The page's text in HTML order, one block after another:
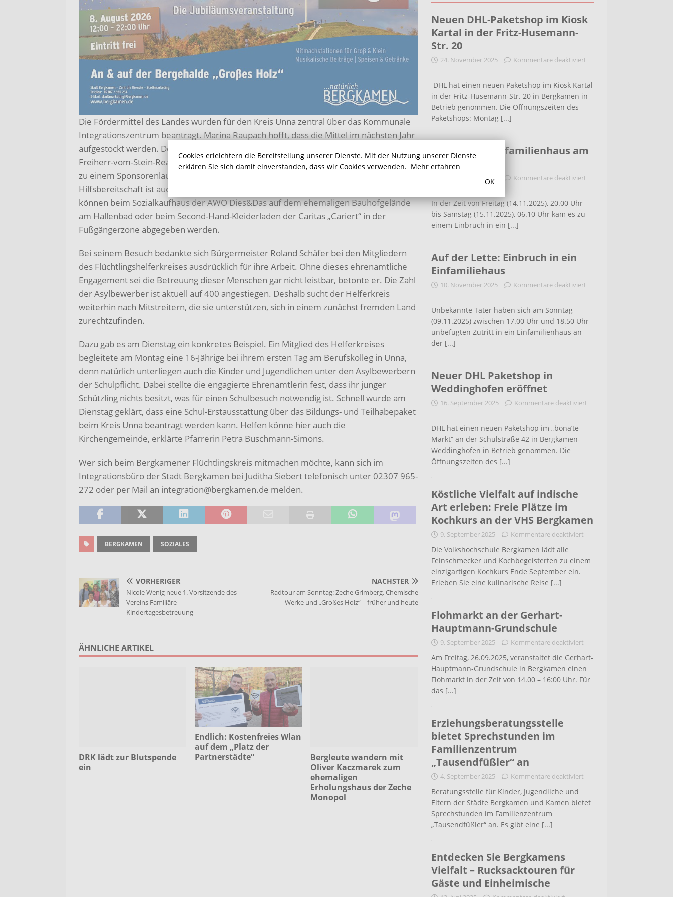
Die Fördermittel des Landes wurden für den Kreis Unna zentral über das Kommunale
Integrationszentrum beantragt. Marina Raupach hofft, dass die Mittel im nächsten Jahr
aufgestockt werden. Denn benötigt wird mehr Geld. Das hat sich jetzt auch die
Freiherr-vom-Stein-Realschule gesagt, die am kommenden Freitag im Nordbergstadion
zu einem Sponsorenlauf für die Bergkamener Flüchtlingshilfe starten wird.
Hilfsbereitschaft ist auch in den sozialen Medien deutlich erkennbar. Sachspenden
können beim Sozialkaufhaus der AWO Dies&Das auf dem ehemaligen Bauhofgelände
am Hallenbad oder beim Second-Hand-Kleiderladen der Caritas „Cariert“ in der
Fußgängerzone abgegeben werden.
Bei seinem Besuch bedankte sich Bürgermeister Roland Schäfer bei den Mitgliedern
des Flüchtlingshelferkreises ausdrücklich für ihre Arbeit. Ohne dieses ehrenamtliche
Engagement sei die Betreuung dieser Menschen gar nicht leistbar, betonte er. Die Zahl
der Asylbewerber ist aktuell auf 400 angestiegen. Deshalb sucht der Helferkreis
weiterhin nach Mitstreitern, die sie unterstützen, sich in einem zunächst fremden Land
zurechtzufinden.
Dazu gab es am Dienstag ein konkretes Beispiel. Ein Mitglied des Helferkreises
begleitete am Montag eine 16-Jährige bei ihrem ersten Tag am Berufskolleg in Unna,
denn natürlich unterliegen auch die Kinder und Jugendlichen unter den Asylbewerbern
der Schulpflicht. Dabei stellte die engagierte Ehrenamtlerin fest, dass ihr junger
Schützling nichts besitzt, was für einen Schulbesuch notwendig ist. Schnell wurde am
Dienstag geklärt, dass eine Schul-Erstausstattung über das Bildungs- und Teilhabepaket
beim Kreis Unna beantragt werden kann. Helfen könne hier auch die
Kirchengemeinde, erklärte Pfarrerin Petra Buschmann-Simons.
Wer sich beim Bergkamener Flüchtlingskreis mitmachen möchte, kann sich im
Integrationsbüro der Stadt Bergkamen bei Juditha Siebert telefonisch unter 02307 965-
272 oder per Mail an integration@bergkamen.de melden.
BERGKAMEN SOZIALES
VORHERIGER
Nicole Wenig neue 1. Vorsitzende des
Vereins Familiäre
Kindertagesbetreuung
NÄCHSTER
Radtour am Sonntag: Zeche Grimberg, Chemische
Werke und „Großes Holz“ – früher und heute
ÄHNLICHE ARTIKEL
DRK lädt zur Blutspende
ein
Endlich: Kostenfreies Wlan
auf dem „Platz der
Partnerstädte“
Bergleute wandern mit
Oliver Kaczmarek zum
ehemaligen
Erholungshaus der Zeche
Monopol
Neuen DHL-Paketshop im Kiosk
Kartal in der Fritz-Husemann-
Str. 20
24. November 2025 Kommentare deaktiviert
DHL hat einen neuen Paketshop im Kiosk Kartal
in der Fritz-Husemann-Str. 20 in Bergkamen in
Betrieb genommen. Die Öffnungszeiten des
Paketshops: Montag [...]
Einbruch in Einfamilienhaus am
Haldenweg
16. November 2025 Kommentare deaktiviert
In der Zeit von Freitag (14.11.2025), 20.00 Uhr
bis Samstag (15.11.2025), 06.10 Uhr kam es zu
einem Einbruch in ein [...]
Auf der Lette: Einbruch in ein
Einfamiliehaus
10. November 2025 Kommentare deaktiviert
Unbekannte Täter haben sich am Sonntag
(09.11.2025) zwischen 17.00 Uhr und 18.50 Uhr
unbefugten Zutritt in ein Einfamilienhaus an
der [...]
Neuer DHL Paketshop in
Weddinghofen eröffnet
16. September 2025 Kommentare deaktiviert
DHL hat einen neuen Paketshop im „bona’te
Markt“ an der Schulstraße 42 in Bergkamen-
Weddinghofen in Betrieb genommen. Die
Öffnungszeiten des [...]
Köstliche Vielfalt auf indische
Art erleben: Freie Plätze im
Kochkurs an der VHS Bergkamen
9. September 2025 Kommentare deaktiviert
Die Volkshochschule Bergkamen lädt alle
Feinschmecker und Kochbegeisterten zu einem
einzigartigen Kochkurs Ende September ein.
Erleben Sie eine kulinarische Reise [...]
Flohmarkt an der Gerhart-
Hauptmann-Grundschule
9. September 2025 Kommentare deaktiviert
Am Freitag, 26.09.2025, veranstaltet die Gerhart-
Hauptmann-Grundschule in Bergkamen einen
Flohmarkt in der Zeit von 14.00 – 16:00 Uhr. Für
das [...]
Erziehungsberatungsstelle
bietet Sprechstunden im
Familienzentrum
„Tausendfüßler“ an
4. September 2025 Kommentare deaktiviert
Beratungsstelle für Kinder, Jugendliche und
Eltern der Städte Bergkamen und Kamen bietet
Sprechstunden im Familienzentrum
„Tausendfüßler“ an. Es gibt eine [...]
Entdecken Sie Bergkamens
Vielfalt – Rucksacktouren für
Gäste und Einheimische
Cookies erleichtern die Bereitstellung unserer Dienste. Mit der Nutzung unserer Dienste
erklären Sie sich damit einverstanden, dass wir Cookies verwenden. Mehr erfahren
OK